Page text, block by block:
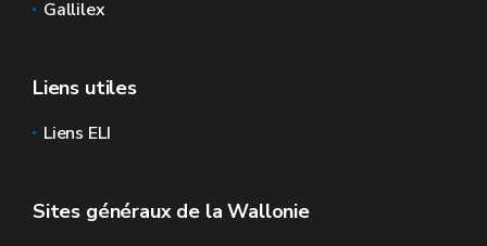
Gallilex
Liens utiles
Liens ELI
Sites généraux de la Wallonie